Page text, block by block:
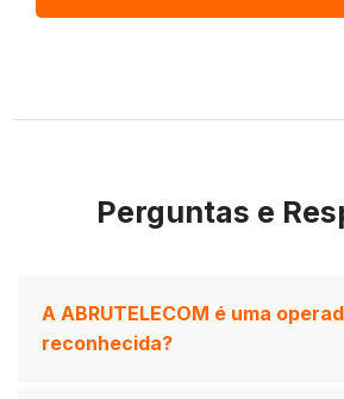
Perguntas e
A ABRUTELECOM é uma
reconhecida?